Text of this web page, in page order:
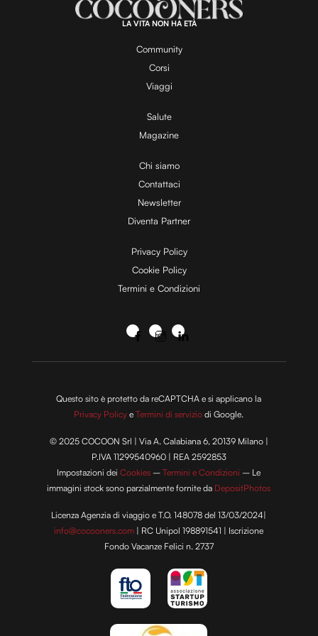
LA VITA NON HA ETÀ
Community
Corsi
Viaggi
Salute
Magazine
Chi siamo
Contattaci
Newsletter
Diventa Partner
Privacy Policy
Cookie Policy
Termini e Condizioni
Questo sito è protetto da reCAPTCHA e si applicano la
Privacy Policy eTermini di servizio di Google.
© 2025 COCOON Srl | Via A. Calabiana 6, 20139 Milano |
P.IVA 11299540960 | REA 2592853
Impostazioni deiCookies –Termini e Condizioni – Le
immagini stock sono parzialmente fornite da DepositPhotos
Licenza Agenzia di viaggio e T.O. 148078 del 13/03/2024|
info@cocooners.com | RC Unipol 198891541 | Iscrizione
Fondo Vacanze Felici n. 2737